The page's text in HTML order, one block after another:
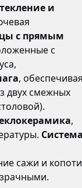
и
с прямым
с
,
двух смежных
,
сажи и